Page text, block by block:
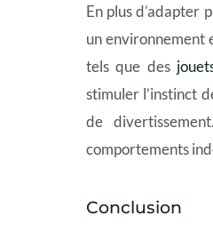
En plus d’adapter
un environnement
tels que des
stimuler l’instinct
de
comportements
Conclusion